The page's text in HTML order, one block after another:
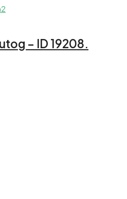
– ID 19208.